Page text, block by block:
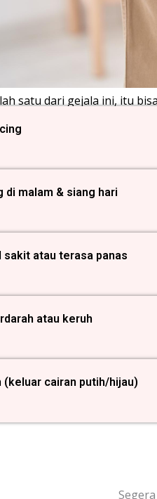
satu dari gejala ini, itu
di malam & siang hari
sakit atau terasa panas
atau keruh
(keluar cairan putih/hijau)